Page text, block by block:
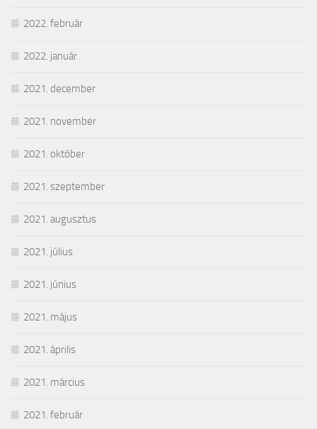
2022. február
2022. január
2021. december
2021. november
2021. október
2021. szeptember
2021. augusztus
2021. július
2021. június
2021. május
2021. április
2021. március
2021. február